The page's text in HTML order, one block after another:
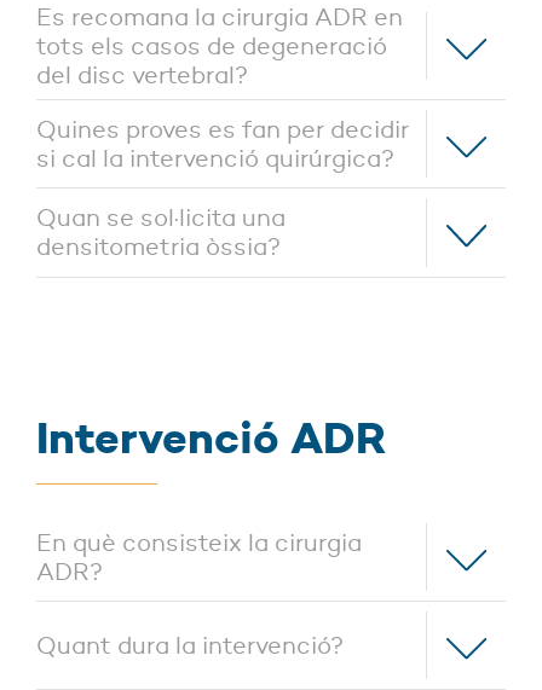
Es recomana la cirurgia ADR en
tots els casos de degeneració
del disc vertebral?
Quines proves es fan per decidir
si cal la intervenció quirúrgica?
Quan se sol·licita una
densitometria òssia?
Intervenció ADR
En què consisteix la cirurgia
ADR?
Quant dura la intervenció?